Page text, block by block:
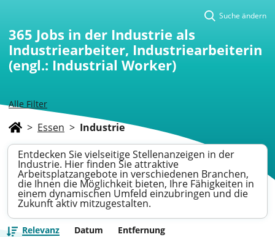
Alle Filter
Suche ändern
365 Jobs in der Industrie als
Industriearbeiter, Industriearbeiterin
(engl.: Industrial Worker)
> Essen > Industrie
Entdecken Sie vielseitige Stellenanzeigen in der
Industrie. Hier finden Sie attraktive
Arbeitsplatzangebote in verschiedenen Branchen,
die Ihnen die Möglichkeit bieten, Ihre Fähigkeiten in
einem dynamischen Umfeld einzubringen und die
Zukunft aktiv mitzugestalten.
Relevanz Datum Entfernung